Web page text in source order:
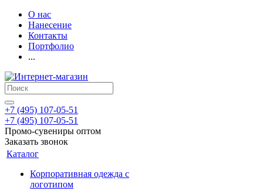
О нас
Нанесение
Контакты
Портфолио
...
+7 (495) 107-05-51
+7 (495) 107-05-51
Промо-сувениры оптом
Заказать звонок
Каталог
Корпоративная одежда с
логотипом